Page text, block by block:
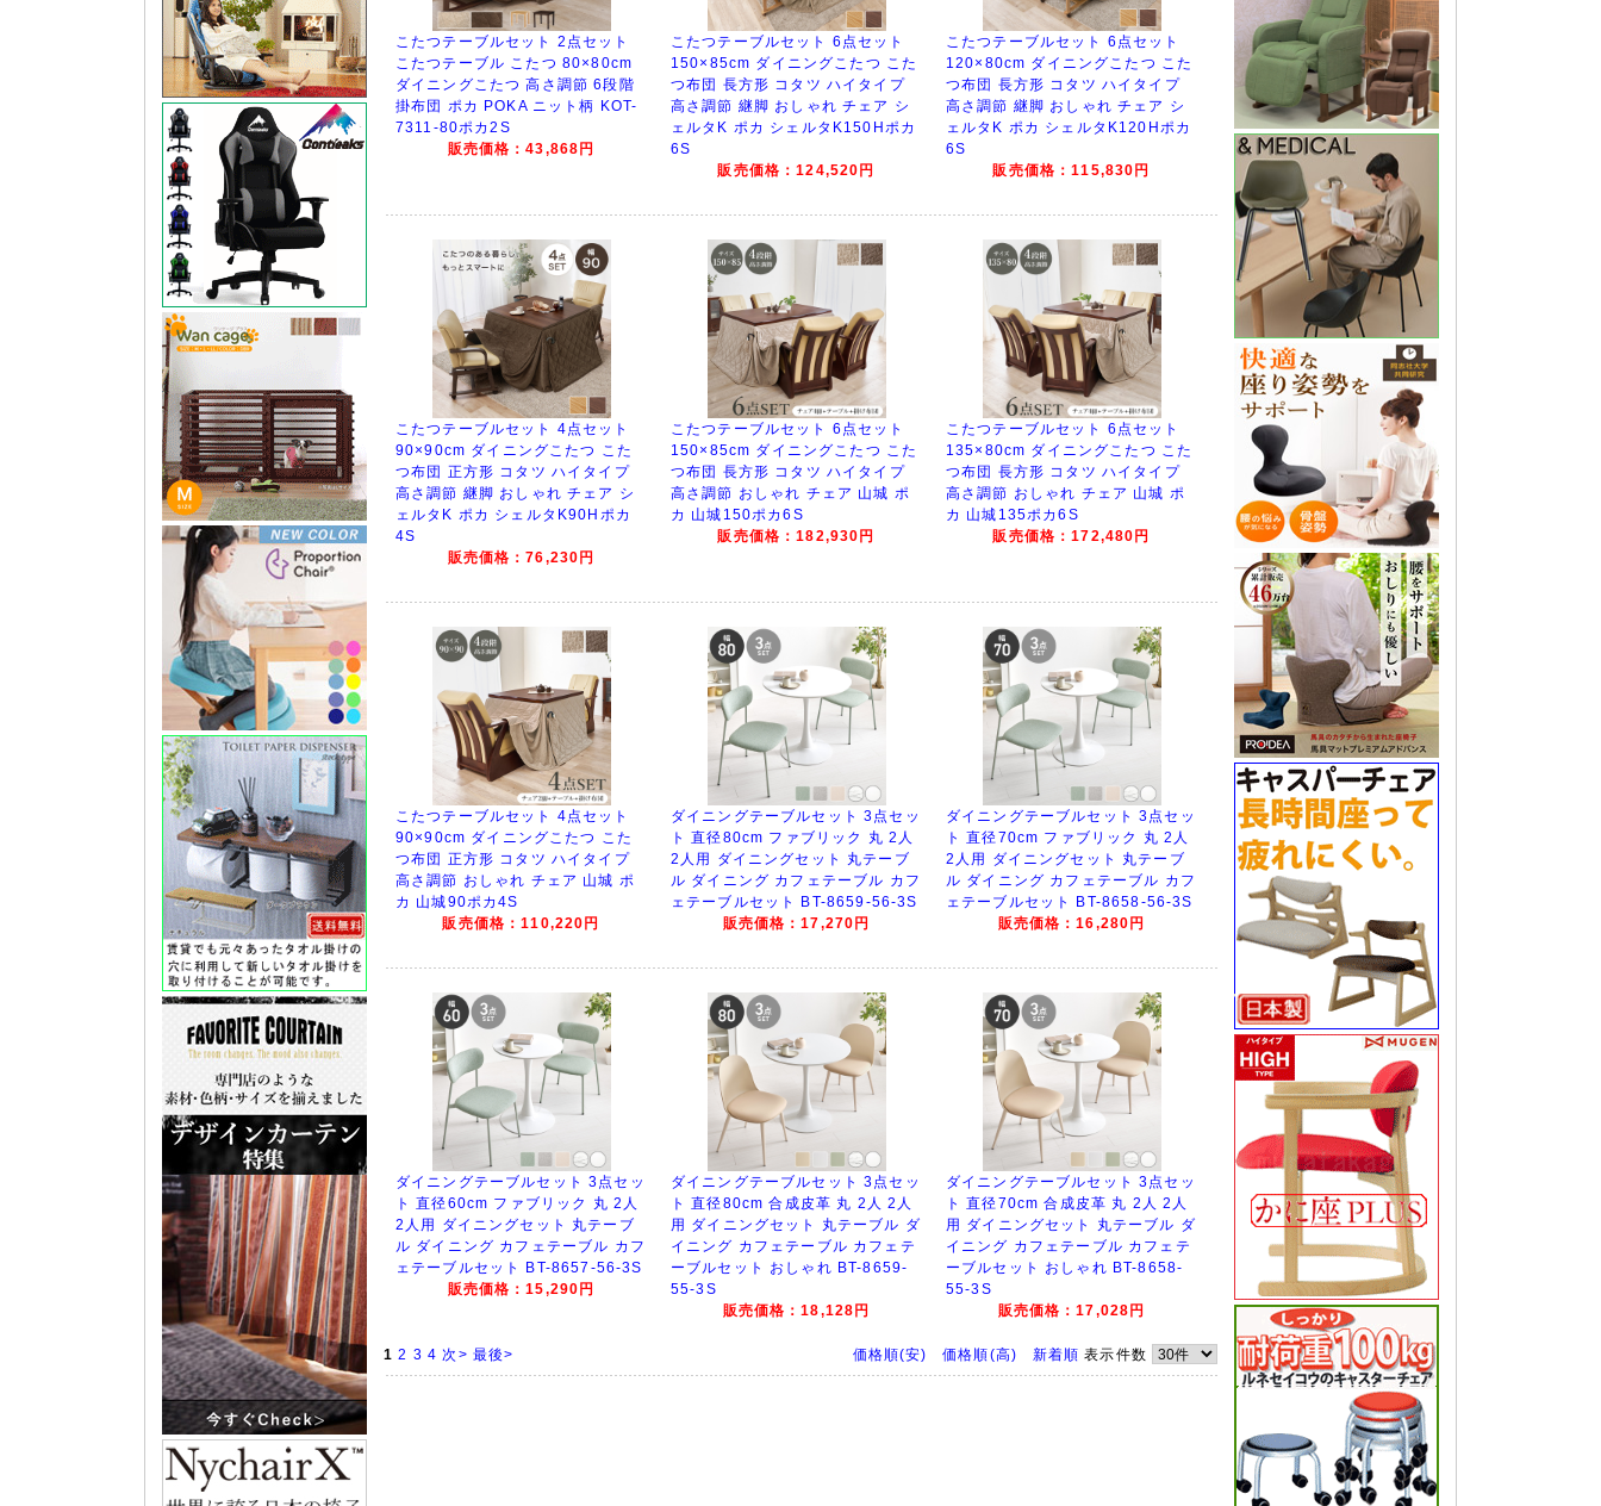
こたつテーブルセット 2点セット
こたつテーブル こたつ 80×80cm
ダイニングこたつ 高さ調節 6段階
掛布団 ポカ POKA ニット柄 KOT-
7311-80ポカ2S
販売価格：43,868円
こたつテーブルセット 6点セット
150×85cm ダイニングこたつ こた
つ布団 長方形 コタツ ハイタイプ
高さ調節 継脚 おしゃれ チェア シ
ェルタK ポカ シェルタK150Hポカ
6S
販売価格：124,520円
こたつテーブルセット 6点セット
120×80cm ダイニングこたつ こた
つ布団 長方形 コタツ ハイタイプ
高さ調節 継脚 おしゃれ チェア シ
ェルタK ポカ シェルタK120Hポカ
6S
販売価格：115,830円
こたつテーブルセット 4点セット
90×90cm ダイニングこたつ こた
つ布団 正方形 コタツ ハイタイプ
高さ調節 継脚 おしゃれ チェア シ
ェルタK ポカ シェルタK90Hポカ
4S
販売価格：76,230円
こたつテーブルセット 6点セット
150×85cm ダイニングこたつ こた
つ布団 長方形 コタツ ハイタイプ
高さ調節 おしゃれ チェア 山城 ポ
カ 山城150ポカ6S
販売価格：182,930円
こたつテーブルセット 6点セット
135×80cm ダイニングこたつ こた
つ布団 長方形 コタツ ハイタイプ
高さ調節 おしゃれ チェア 山城 ポ
カ 山城135ポカ6S
販売価格：172,480円
こたつテーブルセット 4点セット
90×90cm ダイニングこたつ こた
つ布団 正方形 コタツ ハイタイプ
高さ調節 おしゃれ チェア 山城 ポ
カ 山城90ポカ4S
販売価格：110,220円
ダイニングテーブルセット 3点セッ
ト 直径80cm ファブリック 丸 2人
2人用 ダイニングセット 丸テーブ
ル ダイニング カフェテーブル カフ
ェテーブルセット BT-8659-56-3S
販売価格：17,270円
ダイニングテーブルセット 3点セッ
ト 直径70cm ファブリック 丸 2人
2人用 ダイニングセット 丸テーブ
ル ダイニング カフェテーブル カフ
ェテーブルセット BT-8658-56-3S
販売価格：16,280円
ダイニングテーブルセット 3点セッ
ト 直径60cm ファブリック 丸 2人
2人用 ダイニングセット 丸テーブ
ル ダイニング カフェテーブル カフ
ェテーブルセット BT-8657-56-3S
販売価格：15,290円
ダイニングテーブルセット 3点セッ
ト 直径80cm 合成皮革 丸 2人 2人
用 ダイニングセット 丸テーブル ダ
イニング カフェテーブル カフェテ
ーブルセット おしゃれ BT-8659-
55-3S
販売価格：18,128円
ダイニングテーブルセット 3点セッ
ト 直径70cm 合成皮革 丸 2人 2人
用 ダイニングセット 丸テーブル ダ
イニング カフェテーブル カフェテ
ーブルセット おしゃれ BT-8658-
55-3S
販売価格：17,028円
価格順(安) 価格順(高) 新着順 表示件数
1 2 3 4 次> 最後>